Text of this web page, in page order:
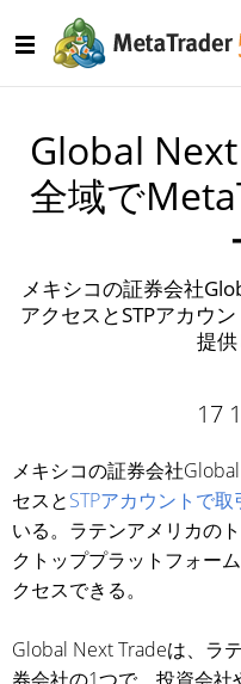
Global
全域で
メキシコの証券会社
アクセスとSTPアカウ
提供
17
メキシコの証券会社
セスとSTPアカウントで
いる。ラテンアメリカの
クトッププラットフォー
クセスできる。
Global Next Tradeは、ラ